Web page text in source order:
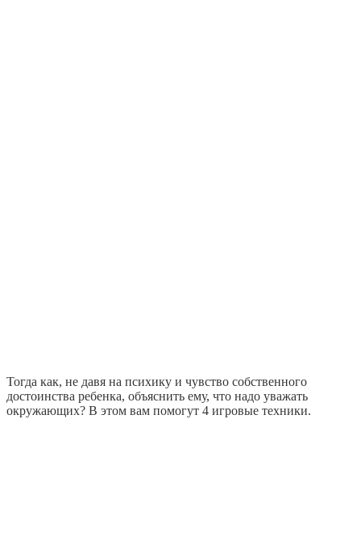
Тогда как, не давя на психику и чувство собственного
достоинства ребенка, объяснить ему, что надо уважать
окружающих? В этом вам помогут 4 игровые техники.